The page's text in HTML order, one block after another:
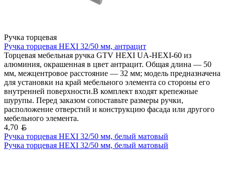
Ручка торцевая
Ручка торцевая HEXI 32/50 мм, антрацит
Торцевая мебельная ручка GTV HEXI UA-HEXI-60 из
алюминия, окрашенная в цвет антрацит. Общая длина — 50
мм, межцентровое расстояние — 32 мм; модель предназначена
для установки на край мебельного элемента со стороны его
внутренней поверхности.В комплект входят крепежные
шурупы. Перед заказом сопоставьте размеры ручки,
расположение отверстий и конструкцию фасада или другого
мебельного элемента.
4,70
Ручка торцевая HEXI 32/50 мм, белый матовый
Ручка торцевая HEXI 32/50 мм, белый матовый